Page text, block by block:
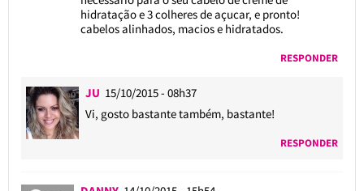
hidratação e 3 colheres de açucar, e pronto!
cabelos alinhados, macios e hidratados.
RESPONDER
JU 15/10/2015 - 08h37
Vi, gosto bastante também, bastante!
RESPONDER